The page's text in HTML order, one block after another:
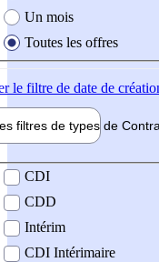
Un mois
Toutes les offres
le filtre de date de
filtres de types de
contrat
CDI
CDD
Intérim
CDI Intérimaire